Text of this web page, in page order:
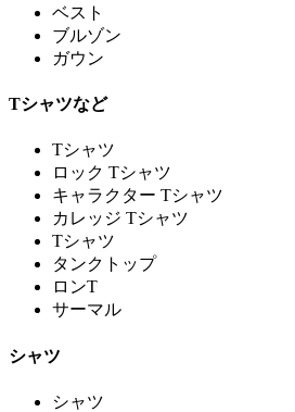
ベスト
ブルゾン
ガウン
Tシャツなど
Tシャツ
ロック Tシャツ
キャラクター Tシャツ
カレッジ Tシャツ
Tシャツ
タンクトップ
ロンT
サーマル
シャツ
シャツ